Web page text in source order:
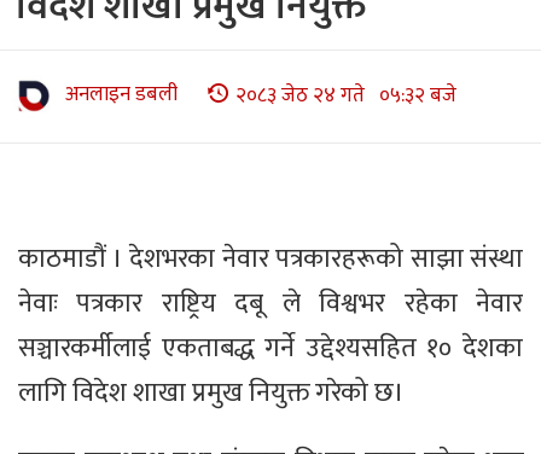
अनलाइन डबली २०८३ जेठ २४ गते ०५:३२ बजे
काठमाडौं । देशभरका नेवार पत्रकारहरूको साझा संस्था
नेवाः पत्रकार राष्ट्रिय दबू ले विश्वभर रहेका नेवार
सञ्चारकर्मीलाई एकताबद्ध गर्ने उद्देश्यसहित १० देशका
लागि विदेश शाखा प्रमुख नियुक्त गरेको छ।